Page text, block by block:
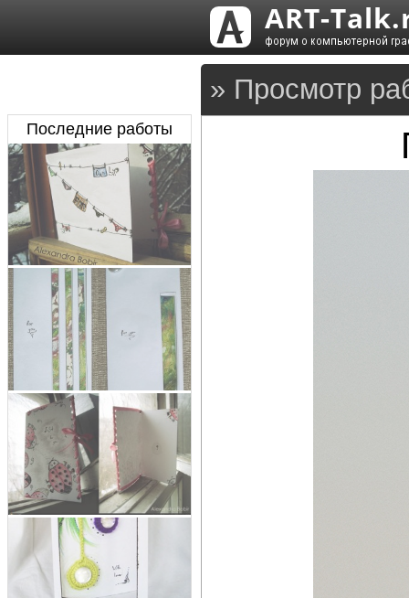
» Просмотр
Последние работы